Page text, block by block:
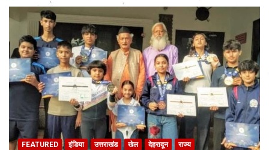
FEATURED इंडिया उत्तराखंड खेल देहरादून राज्य